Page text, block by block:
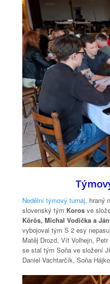
Nedělní týmový turnaj, hraný
slovenský tým Koros ve
Körös, Michal Vodička a
vybojoval tým S 2 esy
Matěj Drozd, Vít Volhejn,
se stal tým Soňa ve složení
Daniel Vachtarčík, Soňa